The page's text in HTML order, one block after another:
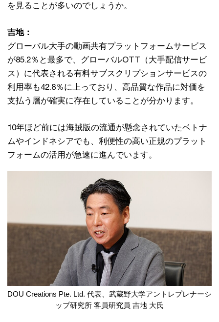
を見ることが多いのでしょうか。
吉地：
グローバル大手の動画共有プラットフォームサービス
が85.2％と最多で、グローバルOTT（大手配信サービ
ス）に代表される有料サブスクリプションサービスの
利用率も42.8％に上っており、高品質な作品に対価を
支払う層が確実に存在していることが分かります。
10年ほど前には海賊版の流通が懸念されていたベトナ
ムやインドネシアでも、利便性の高い正規のプラット
フォームの活用が急速に進んでいます。
DOU Creations Pte. Ltd. 代表、武蔵野大学アントレプレナーシ
ップ研究所 客員研究員 吉地 大氏